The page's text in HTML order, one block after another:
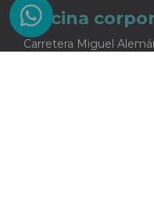
Oficina
Carretera Miguel